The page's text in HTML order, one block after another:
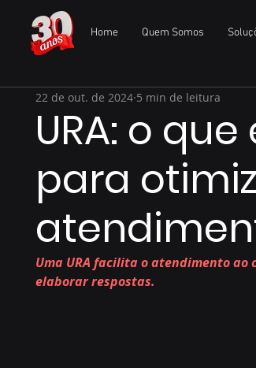
Home Quem Somos
URA: o
para
22 de out. de 2024 5 min de leitura
Uma URA facilita o atendimento
elaborar respostas.